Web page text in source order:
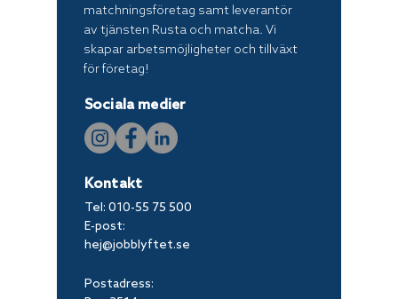
matchningsföretag samt leverantör
av tjänsten Rusta och matcha. Vi
skapar arbetsmöjligheter och tillväxt
för företag!
Sociala medier
Kontakt
Tel: 010-55 75 500
E-post:
hej@jobblyftet.se
Postadress: